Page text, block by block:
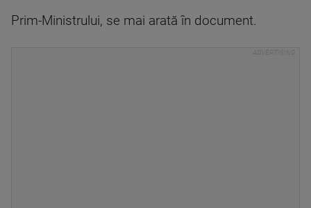
Prim-Ministrului, se mai arată în document.